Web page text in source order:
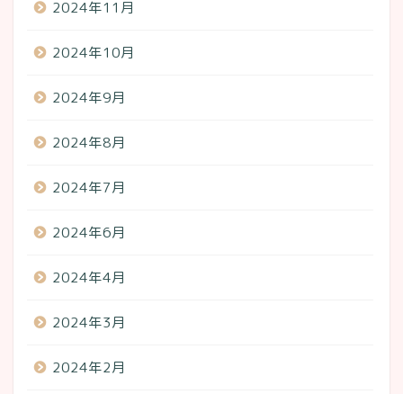
2024年11月
2024年10月
2024年9月
2024年8月
2024年7月
2024年6月
2024年4月
2024年3月
2024年2月